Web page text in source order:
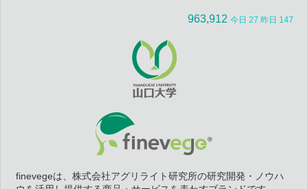
963,912 今日 27 昨日 147
finevegeは、株式会社アグリライト研究所の研究開発・ノウハ